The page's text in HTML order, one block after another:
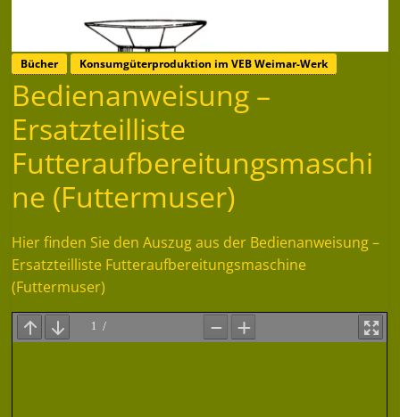
Bücher Konsumgüterproduktion im VEB Weimar-Werk
Bedienanweisung –
Ersatzteilliste
Futteraufbereitungsmaschi
ne (Futtermuser)
Hier finden Sie den Auszug aus der Bedienanweisung –
Ersatzteilliste Futteraufbereitungsmaschine
(Futtermuser)